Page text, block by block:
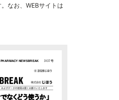
なお、WEBサイトは